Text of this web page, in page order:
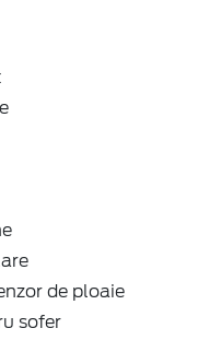
de ploaie
sofer